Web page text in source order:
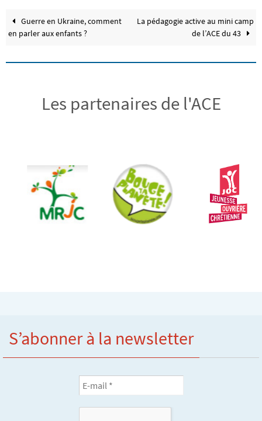
Guerre en Ukraine, comment
en parler aux enfants ?
La pédagogie active au mini camp
de l’ACE du 43
Les partenaires de l'ACE
S’abonner à la newsletter